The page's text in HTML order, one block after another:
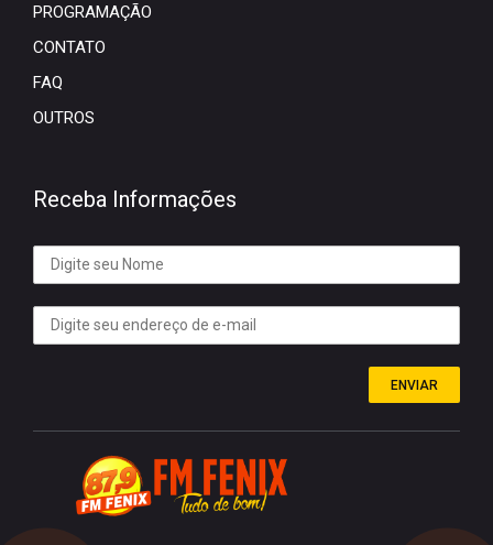
PROGRAMAÇÃO
CONTATO
FAQ
OUTROS
Receba Informações
ENVIAR